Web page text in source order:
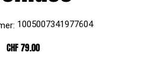
Artikelnummer:
1005007341977604
1005007341977604
Preis
CHF 79.00